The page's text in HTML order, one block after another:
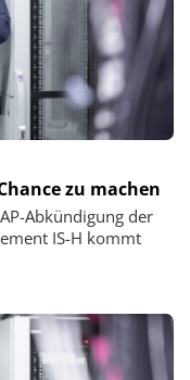
zu machen
Abkündigung der
IS-H kommt